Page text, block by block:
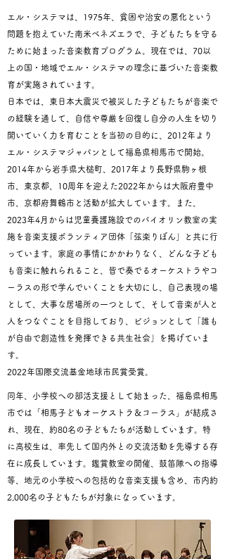
エル・システマは、1975年、貧困や治安の悪化という
問題を抱えていた南米ベネズエラで、子どもたちを守る
ために始まった音楽教育プログラム。現在では、70以
上の国・地域でエル・システマの理念に基づいた音楽教
育が実施されています。
日本では、東日本大震災で被災した子どもたちが音楽で
の経験を通して、自信や尊厳を回復し自分の人生を切り
開いていく力を育むことを当初の目的に、2012年より
エル・システマジャパンとして福島県相馬市で開始。
2014年から岩手県大槌町、2017年より長野県駒ヶ根
市、東京都、10周年を迎えた2022年からは大阪府豊中
市、京都府舞鶴市と活動が拡大しています。また、
2023年4月からは児童養護施設でのバイオリン教室の実
施を音楽支援ボランティア団体「弦楽りぼん」と共に行
っています。家庭の事情にかかわりなく、どんな子ども
も音楽に触れられること、皆で奏でるオーケストラやコ
ーラスの形で学んでいくことを大切にし、自己表現の場
として、大事な居場所の一つとして、そして音楽が人と
人をつなぐことを目指しており、ビジョンとして「誰も
が自由で創造性を発揮できる共生社会」を掲げていま
す。
2022年国際交流基金地球市民賞受賞。
同年、小学校への部活支援として始まった、福島県相馬
市では「相馬子どもオーケストラ＆コーラス」が結成さ
れ、現在、約80名の子どもたちが活動しています。特
に高校生は、率先して国内外との交流活動を先導する存
在に成長しています。鑑賞教室の開催、鼓笛隊への指導
等、地元の小学校への包括的な音楽支援も含め、市内約
2,000名の子どもたちが対象になっています。